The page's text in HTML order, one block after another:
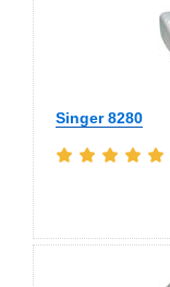
Singer 8280